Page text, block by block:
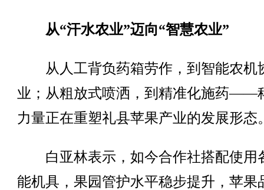
从“汗水农业”迈向“智慧农业”
从人工背负药箱劳作，到智能农机
业；从粗放式喷洒，到精准化施药——
力量正在重塑礼县苹果产业的发展形态
白亚林表示，如今合作社搭配使用
能机具，果园管护水平稳步提升，苹果